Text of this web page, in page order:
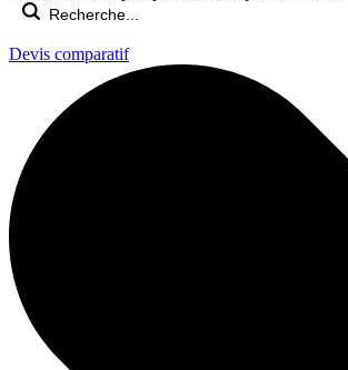
Devis comparatif